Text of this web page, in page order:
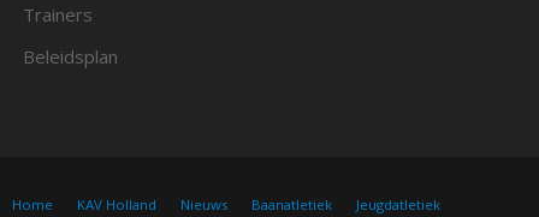
Trainers
Beleidsplan
Home KAV Holland Nieuws Baanatletiek Jeugdatletiek